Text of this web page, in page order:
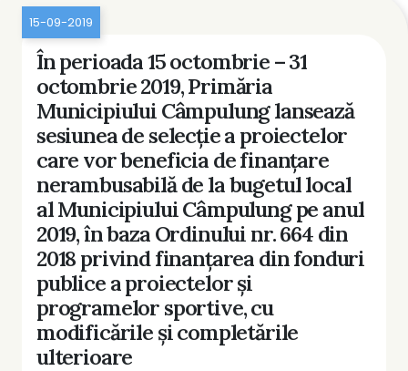
15-09-2019
În perioada 15 octombrie – 31
octombrie 2019, Primăria
Municipiului Câmpulung lansează
sesiunea de selecție a proiectelor
care vor beneficia de finanțare
nerambusabilă de la bugetul local
al Municipiului Câmpulung pe anul
2019, în baza Ordinului nr. 664 din
2018 privind finanțarea din fonduri
publice a proiectelor și
programelor sportive, cu
modificările și completările
ulterioare